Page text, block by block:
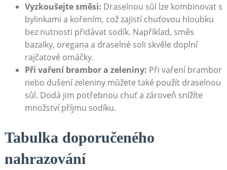
Vyzkoušejte směsi: Draselnou sůl lze kombinovat s
bylinkami a kořením, což zajistí chuťovou hloubku
bez nutnosti přidávat sodík. Například, směs
bazalky, oregana a draselné soli skvěle doplní
rajčatové omáčky.
Při vaření brambor a zeleniny: Při vaření brambor
nebo dušení zeleniny můžete také použít draselnou
sůl. Dodá jim potřebnou chuť a zároveň snížíte
množství příjmu sodíku.
Tabulka doporučeného
nahrazování